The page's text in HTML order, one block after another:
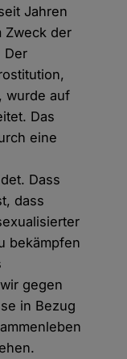
Jahren
Zweck der
Der
wurde auf
Das
eine
Dass
dass
bekämpfen
gegen
in Bezug